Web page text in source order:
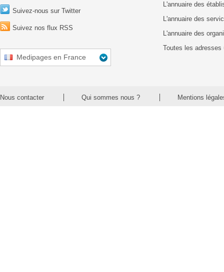
Suivez-nous sur Twitter
Suivez nos flux RSS
Medipages en France
L'annuaire des
L'annuaire des
L'annuaire des
Toutes les adresses
Nous contacter Qui sommes nous ? Mentions